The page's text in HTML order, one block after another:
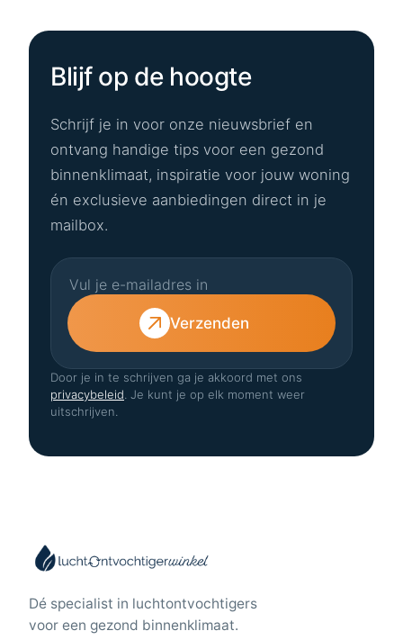
Blijf op de hoogte
Schrijf je in voor onze nieuwsbrief en
ontvang handige tips voor een gezond
binnenklimaat, inspiratie voor jouw woning
én exclusieve aanbiedingen direct in je
mailbox.
Verzenden
Door je in te schrijven ga je akkoord met ons
privacybeleid . Je kunt je op elk moment weer
uitschrijven.
Dé specialist in luchtontvochtigers
voor een gezond binnenklimaat.